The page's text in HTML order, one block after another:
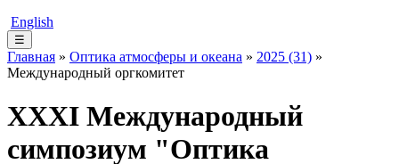
English
☰
Главная » Оптика атмосферы и океана » 2025 (31) »
Международный оргкомитет
XХХI Международный
симпозиум "Оптика